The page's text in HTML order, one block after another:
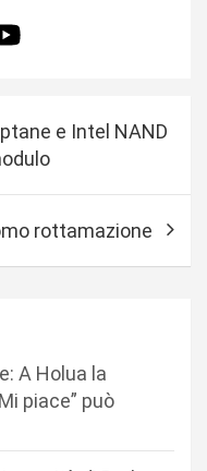
e Intel NAND
rottamazione
A Holua la
piace” può